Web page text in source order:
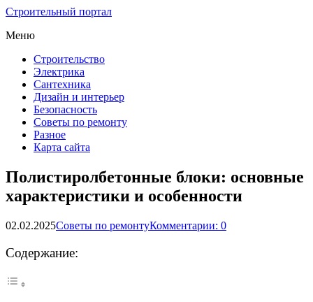
Строительный портал
Меню
Строительство
Электрика
Сантехника
Дизайн и интерьер
Безопасность
Советы по ремонту
Разное
Карта сайта
Полистиролбетонные блоки: основные
характеристики и особенности
02.02.2025Советы по ремонтуКомментарии: 0
Содержание: